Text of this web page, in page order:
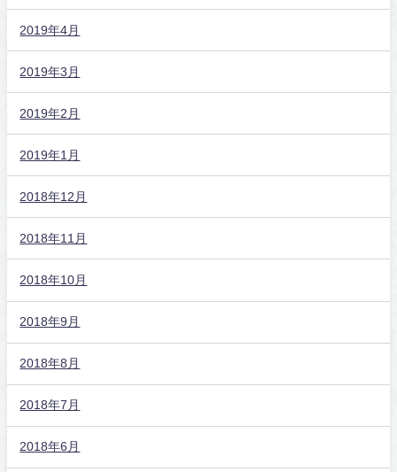
2019年4月
2019年3月
2019年2月
2019年1月
2018年12月
2018年11月
2018年10月
2018年9月
2018年8月
2018年7月
2018年6月